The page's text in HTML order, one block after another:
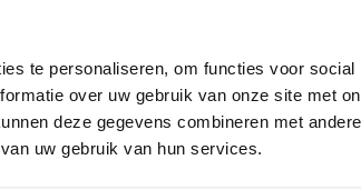
te personaliseren, om functies voor
over uw gebruik van onze site met
deze gegevens combineren met
uw gebruik van hun services.